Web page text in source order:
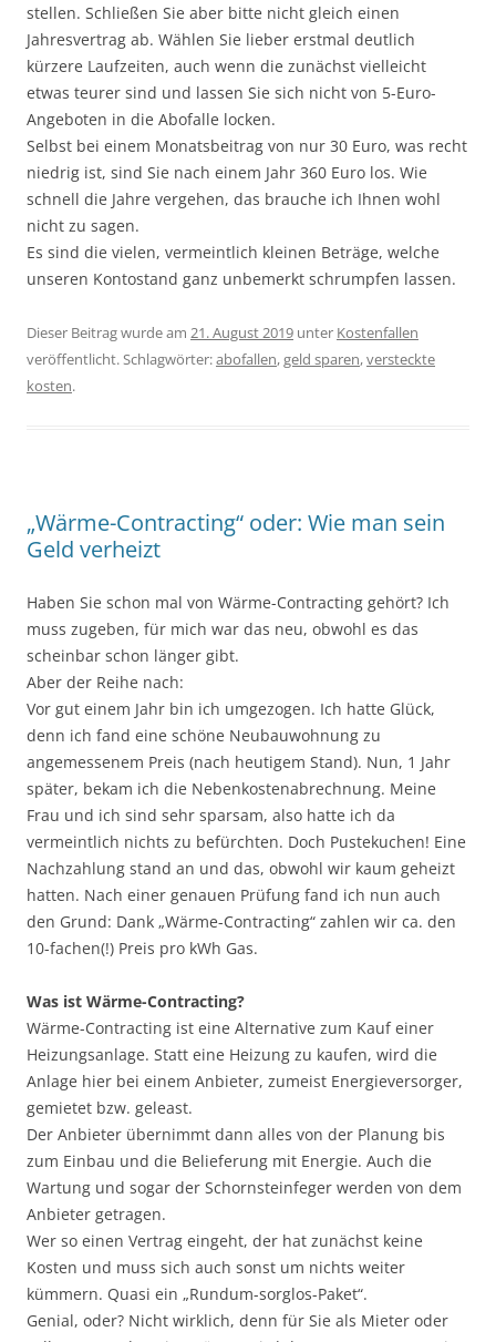
stellen. Schließen Sie aber bitte nicht gleich einen
Jahresvertrag ab. Wählen Sie lieber erstmal deutlich
kürzere Laufzeiten, auch wenn die zunächst vielleicht
etwas teurer sind und lassen Sie sich nicht von 5-Euro-
Angeboten in die Abofalle locken.
Selbst bei einem Monatsbeitrag von nur 30 Euro, was recht
niedrig ist, sind Sie nach einem Jahr 360 Euro los. Wie
schnell die Jahre vergehen, das brauche ich Ihnen wohl
nicht zu sagen.
Es sind die vielen, vermeintlich kleinen Beträge, welche
unseren Kontostand ganz unbemerkt schrumpfen lassen.
Dieser Beitrag wurde am 21. August 2019 unter Kostenfallen
veröffentlicht. Schlagwörter:abofallen,geld sparen,versteckte
kosten.
„Wärme-Contracting“ oder: Wie man sein
Geld verheizt
Haben Sie schon mal von Wärme-Contracting gehört? Ich
muss zugeben, für mich war das neu, obwohl es das
scheinbar schon länger gibt.
Aber der Reihe nach:
Vor gut einem Jahr bin ich umgezogen. Ich hatte Glück,
denn ich fand eine schöne Neubauwohnung zu
angemessenem Preis (nach heutigem Stand). Nun, 1 Jahr
später, bekam ich die Nebenkostenabrechnung. Meine
Frau und ich sind sehr sparsam, also hatte ich da
vermeintlich nichts zu befürchten. Doch Pustekuchen! Eine
Nachzahlung stand an und das, obwohl wir kaum geheizt
hatten. Nach einer genauen Prüfung fand ich nun auch
den Grund: Dank „Wärme-Contracting“ zahlen wir ca. den
10-fachen(!) Preis pro kWh Gas.
Was ist Wärme-Contracting?
Wärme-Contracting ist eine Alternative zum Kauf einer
Heizungsanlage. Statt eine Heizung zu kaufen, wird die
Anlage hier bei einem Anbieter, zumeist Energieversorger,
gemietet bzw. geleast.
Der Anbieter übernimmt dann alles von der Planung bis
zum Einbau und die Belieferung mit Energie. Auch die
Wartung und sogar der Schornsteinfeger werden von dem
Anbieter getragen.
Wer so einen Vertrag eingeht, der hat zunächst keine
Kosten und muss sich auch sonst um nichts weiter
kümmern. Quasi ein „Rundum-sorglos-Paket“.
Genial, oder? Nicht wirklich, denn für Sie als Mieter oder